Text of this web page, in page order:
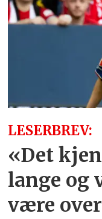
LESERBREV:
«Det
lange og
være